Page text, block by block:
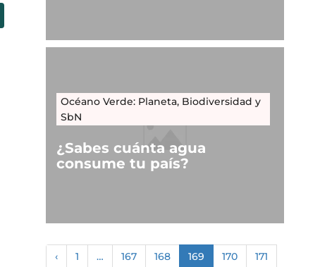
Océano Verde: Planeta, Biodiversidad y
SbN
¿Sabes cuánta agua
consume tu país?
‹ 1 … 167 168 169 170
171